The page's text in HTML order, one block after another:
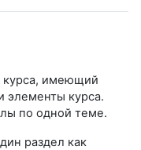
курса, ­­имеющий
элементы курса.
по одной теме.
раздел как